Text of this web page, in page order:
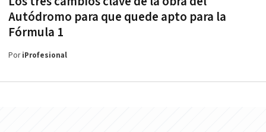
Autódromo para que quede apto para la
Fórmula 1
PoriProfesional